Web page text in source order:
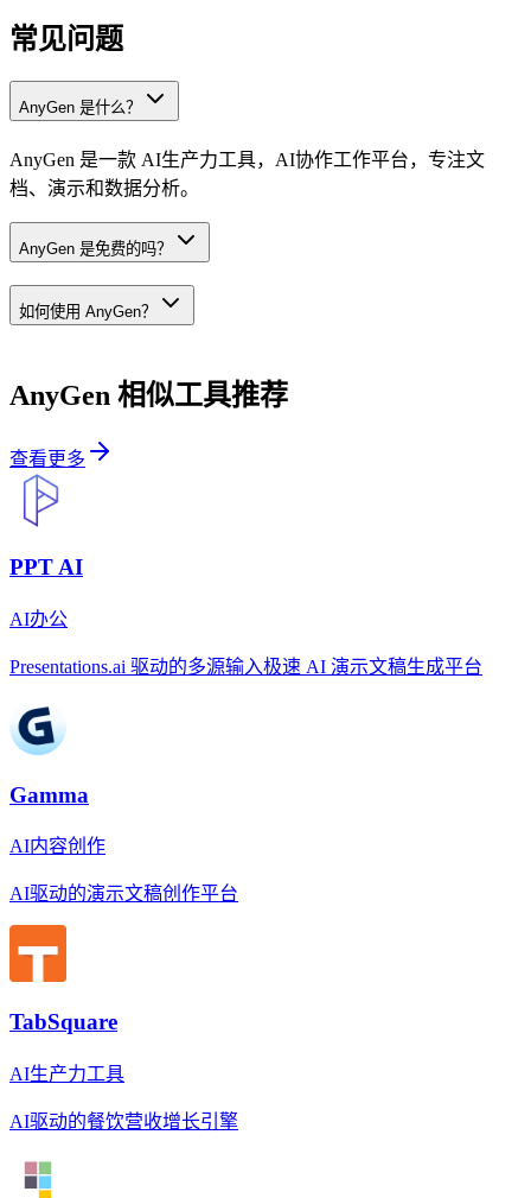
常见问题
AnyGen 是什么？
AnyGen 是一款 AI生产力工具，AI协作工作平台，专注文
档、演示和数据分析。
AnyGen 是免费的吗？
如何使用 AnyGen？
AnyGen 相似工具推荐
查看更多
PPT AI
AI办公
Presentations.ai 驱动的多源输入极速 AI 演示文稿生成平台
Gamma
AI内容创作
AI驱动的演示文稿创作平台
TabSquare
AI生产力工具
AI驱动的餐饮营收增长引擎